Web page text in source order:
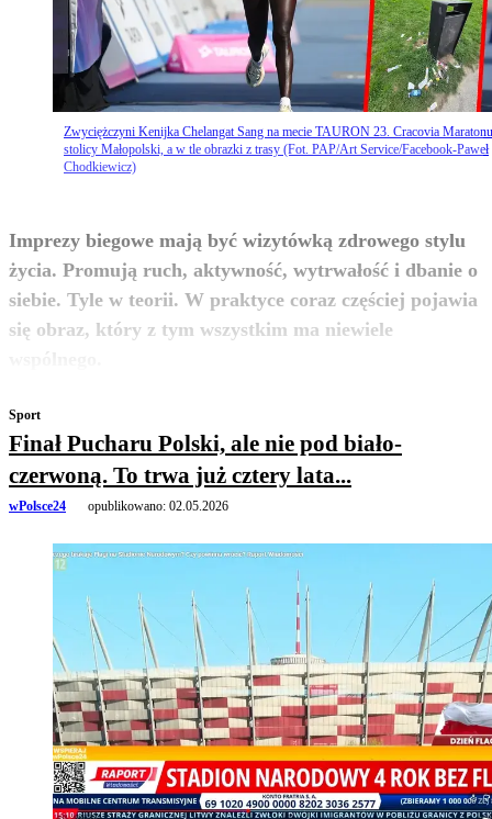
Zwyciężczyni Kenijka Chelangat Sang na mecie TAURON 23. Cracovia
stolicy Małopolski, a w tle obrazki z trasy (Fot. PAP/Art Service/Facebook-Paweł
Chodkiewicz)
Imprezy biegowe mają być wizytówką zdrowego stylu
życia. Promują ruch, aktywność, wytrwałość i dbanie o
siebie. Tyle w teorii. W praktyce coraz częściej pojawia
się obraz, który z tym wszystkim ma niewiele
zobacz więcej
Sport
Finał Pucharu Polski, ale nie pod biało-
czerwoną. To trwa już cztery lata...
wPolsce24 opublikowano: 02.05.2026